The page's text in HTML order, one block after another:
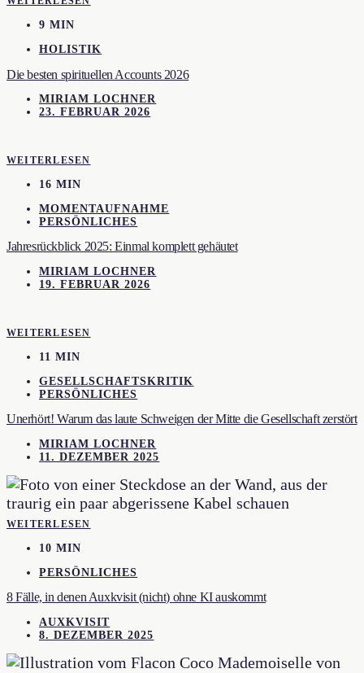
9 MIN
HOLISTIK
Die besten spirituellen Accounts 2026
MIRIAM LOCHNER
23. FEBRUAR 2026
WEITERLESEN
16 MIN
MOMENTAUFNAHME
PERSÖNLICHES
Jahresrückblick 2025: Einmal komplett gehäutet
MIRIAM LOCHNER
19. FEBRUAR 2026
WEITERLESEN
11 MIN
GESELLSCHAFTSKRITIK
PERSÖNLICHES
Unerhört! Warum das laute Schweigen der Mitte die Gesellschaft zerstört
MIRIAM LOCHNER
11. DEZEMBER 2025
WEITERLESEN
10 MIN
PERSÖNLICHES
8 Fälle, in denen Auxkvisit (nicht) ohne KI auskommt
AUXKVISIT
8. DEZEMBER 2025